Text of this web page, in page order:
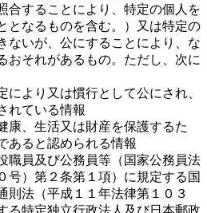
合することにより、特定の個人を
となるものを含む。）又は特定の
ないが、公にすることにより、な
おそれがあるもの。ただし、次に
又は慣行として公にされ、
れている情報
活又は財産を保護するた
あると認められる情報
び公務員等（国家公務員法
号）第２条第１項）に規定する国
則法（平成１１年法律第１０３
る特定独立行政法人及び日本郵政